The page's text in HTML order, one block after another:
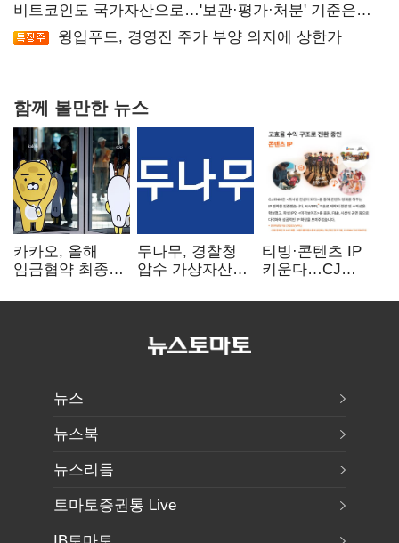
20억 키맞추기
비트코인도 국가자산으로…'보관·평가·처분' 기준은
숙제
윙입푸드, 경영진 주가 부양 의지에 상한가
함께 볼만한 뉴스
카카오, 올해
임금협약 최종
인상·격려금
두나무, 경찰청
압수 가상자산
커스터디 사업
티빙·콘텐츠 IP
키운다…CJ
글로벌 확장 가속
뉴스
뉴스북
뉴스리듬
토마토증권통 Live